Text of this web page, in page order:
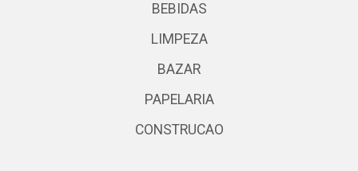
BEBIDAS
LIMPEZA
BAZAR
PAPELARIA
CONSTRUCAO